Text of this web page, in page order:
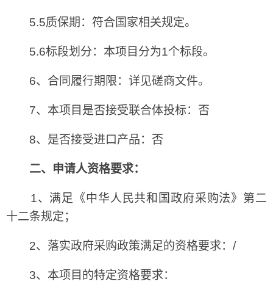
5.5质保期：符合国家相关规定。
5.6标段划分：本项目分为1个标段。
6、合同履行期限：详见磋商文件。
7、本项目是否接受联合体投标：否
8、是否接受进口产品：否
二、申请人资格要求：
1、满足《中华人民共和国政府采购法》第二
十二条规定；
2、落实政府采购政策满足的资格要求：/
3、本项目的特定资格要求：